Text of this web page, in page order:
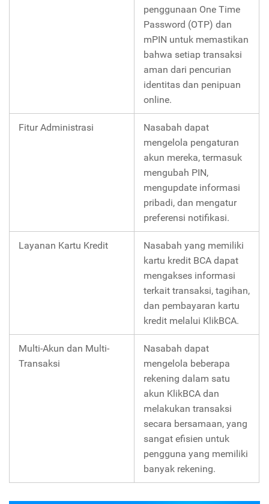
penggunaan One Time
Password (OTP) dan
mPIN untuk memastikan
bahwa setiap transaksi
aman dari pencurian
identitas dan penipuan
online.
Fitur Administrasi
Nasabah dapat
mengelola pengaturan
akun mereka, termasuk
mengubah PIN,
mengupdate informasi
pribadi, dan mengatur
preferensi notifikasi.
Layanan Kartu Kredit
Nasabah yang memiliki
kartu kredit BCA dapat
mengakses informasi
terkait transaksi, tagihan,
dan pembayaran kartu
kredit melalui KlikBCA.
Multi-Akun dan Multi-
Transaksi
Nasabah dapat
mengelola beberapa
rekening dalam satu
akun KlikBCA dan
melakukan transaksi
secara bersamaan, yang
sangat efisien untuk
pengguna yang memiliki
banyak rekening.